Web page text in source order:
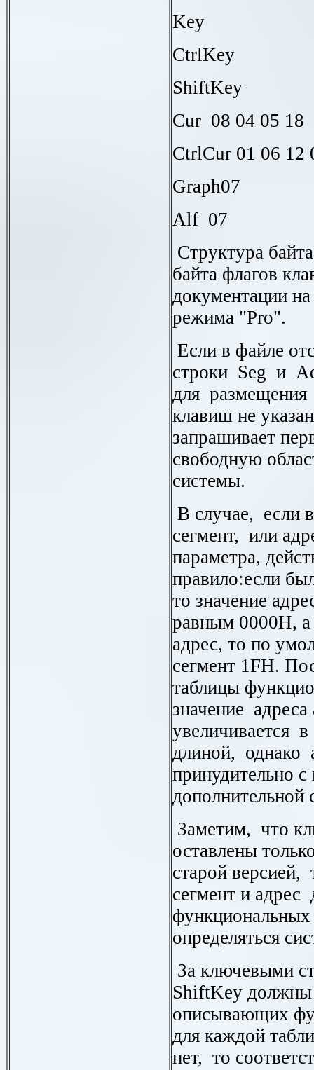
Key
CtrlKey
ShiftKey
Cur 08 04 05 18
CtrlCur 01 06 12
Graph07
Alf 07
Структура
байта флагов
документации
режима "Pro".
Если в файле
строки Seg и
для
клавиш не
запрашивает
свободную
системы.
В случае, если
сегмент, или
параметра,
правило:если
то значение
равным 0000H,
адрес, то по
сегмент 1FH.
таблицы
значение
увеличивается
длиной, однако
принудительно
дополнительной
Заметим, что
оставлены
старой версией,
сегмент и адрес
определяться
За ключевыми
ShiftKey должны
описывающих
для каждой
нет, то